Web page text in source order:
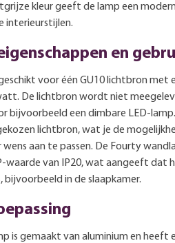
kleur geeft de lamp een
interieurstijlen.
en
voor één GU10 lichtbron met
De lichtbron wordt niet
bijvoorbeeld een dimbare LED-
lichtbron, wat je de
aan te passen. De Fourty
waarde van IP20, wat aangeeft dat
bijvoorbeeld in de slaapkamer.
is gemaakt van aluminium en heeft